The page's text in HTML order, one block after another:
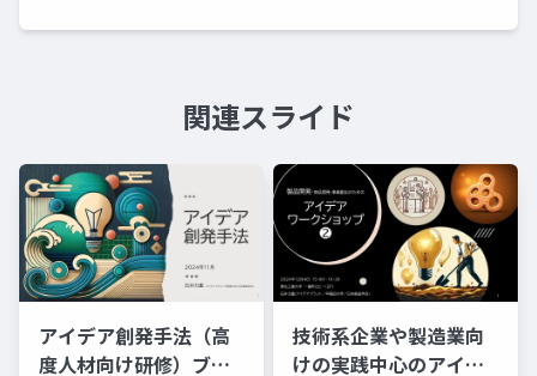
関連スライド
アイデア創発手法（高
度人材向け研修）ブレ
技術系企業や製造業向
けの実践中心のアイデ